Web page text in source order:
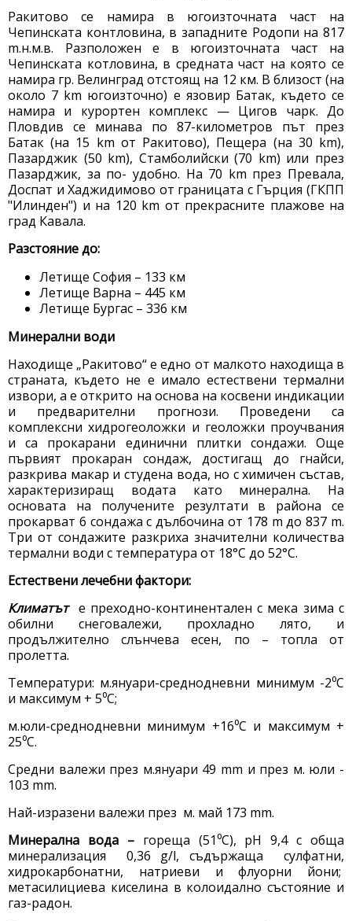
Ракитово се намира в югоизточната част на
Чепинската контловина, в западните Родопи на 817
m.н.м.в. Разположен е в югоизточната част на
Чепинската котловина, в средната част на която се
намира гр. Велинград отстоящ на 12 км. В близост (на
около 7 km югоизточно) е язовир Батак, където се
намира и курортен комплекс — Цигов чарк. До
Пловдив се минава по 87-километров път през
Батак (на 15 km от Ракитово), Пещера (на 30 km),
Пазарджик (50 km), Стамболийски (70 km) или през
Пазарджик, за по- удобно. На 70 km през Превала,
Доспат и Хаджидимово от границата с Гърция (ГКПП
"Илинден") и на 120 km от прекрасните плажове на
град Кавала.
Разстояние до:
Летище София – 133 км
Летище Варна – 445 км
Летище Бургас – 336 км
Минерални води
Находище „Ракитово“ е едно от малкото находища в
страната, където не е имало естествени термални
извори, а е открито на основа на косвени индикации
и предварителни прогнози. Проведени са
комплексни хидрогеоложки и геоложки проучвания
и са прокарани единични плитки сондажи. Още
първият прокаран сондаж, достигащ до гнайси,
разкрива макар и студена вода, но с химичен състав,
характеризиращ водата като минерална. На
основата на получените резултати в района се
прокарват 6 сондажа с дълбочина от 178 m до 837 m.
Три от сондажите разкриха значителни количества
термални води с температура от 18°С до 52°С.
Естествени лечебни фактори:
Климатъте преходно-континентален с мека зима с
обилни снеговалежи, прохладно лято, и
продължително слънчева есен, по – топла от
пролетта.
Температури: м.януари-среднодневни минимум -2⁰С
и максимум + 5⁰С;
м.юли-среднодневни минимум +16⁰С и максимум +
25⁰С.
Средни валежи през м.януари 49 mm и през м. юли -
103 mm.
Най-изразени валежи през м. май 173 mm.
Минерална вода – гореща (51⁰С), рН 9,4 с обща
минерализация 0,36 g/l, съдържаща сулфатни,
хидрокарбонатни, натриеви и флуорни йони;
метасилициева киселина в колоидално състояние и
газ-радон.